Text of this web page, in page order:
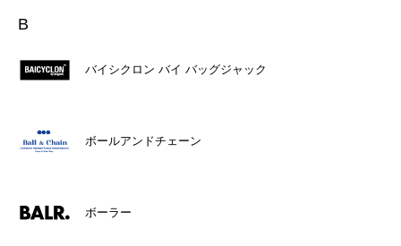
B
バイシクロン バイ バッグジャック
ボールアンドチェーン
ボーラー